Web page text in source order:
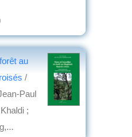
au
/
Paul
;